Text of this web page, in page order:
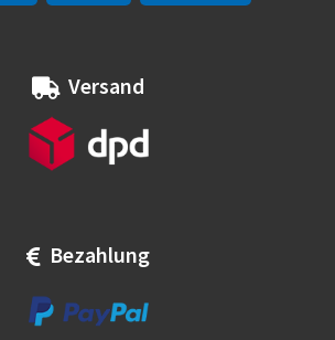
Versand
Bezahlung